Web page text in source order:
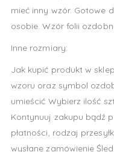
mieć inny wzór. Gotowe
osobie. Wzór folii
Inne rozmiary:
Jak kupić produkt w
wzoru oraz symbol
umieścić Wybierz ilość
Kontynuuj zakupu bądź
płatności, rodzaj
wysłane zamówienie